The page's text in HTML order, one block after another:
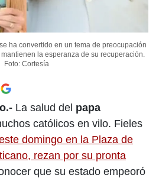
ha convertido en un tema de preocupación
la esperanza de su recuperación.
Foto: Cortesía
La salud del papa
católicos en vilo. Fieles
domingo en la Plaza de
rezan por su pronta
que su estado empeoró